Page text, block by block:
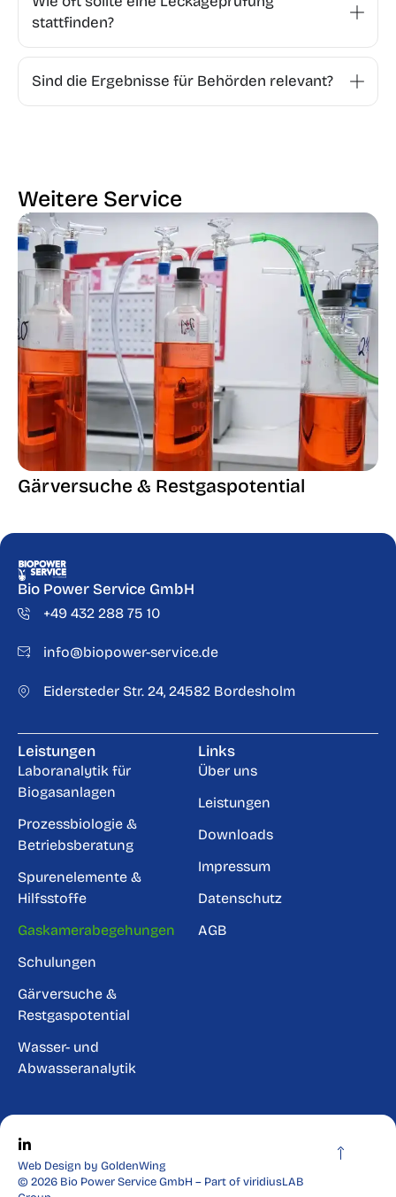
stattfinden?
Sind die Ergebnisse für Behörden relevant?
Weitere Service
Gärversuche & Restgaspotential
Bio Power Service GmbH
+49 432 288 75 10
info@biopower-service.de
Eidersteder Str. 24, 24582 Bordesholm
Leistungen
Laboranalytik für
Biogasanlagen
Prozessbiologie &
Betriebsberatung
Spurenelemente &
Hilfsstoffe
Gaskamerabegehungen
Schulungen
Gärversuche &
Restgaspotential
Wasser- und
Abwasseranalytik
Links
Über uns
Leistungen
Downloads
Impressum
Datenschutz
AGB
© 2026 Bio Power Service GmbH – Part of viridiusLAB
Web Design by GoldenWing